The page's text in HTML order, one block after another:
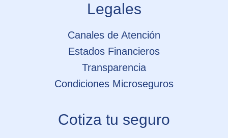
Legales
Canales de Atención
Estados Financieros
Transparencia
Condiciones Microseguros
Cotiza tu seguro